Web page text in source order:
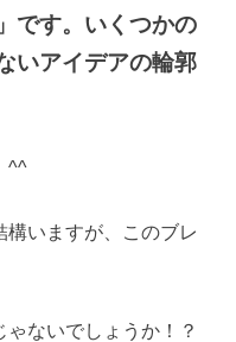
です。いくつかの
いアイデアの輪郭
^^
いますが、このブレ
ないでしょうか！？